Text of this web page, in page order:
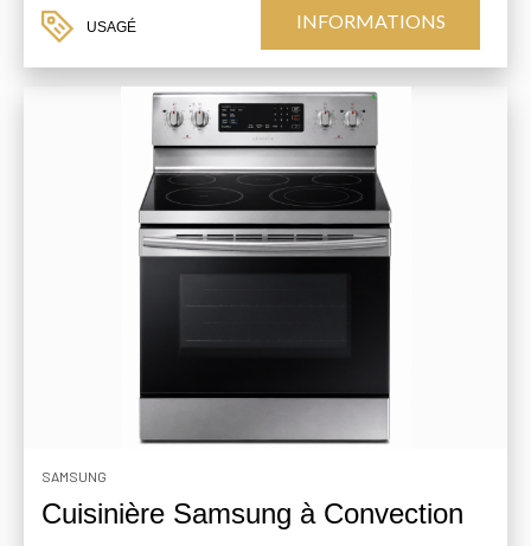
USAGÉ INFORMATIONS
SAMSUNG
Cuisinière Samsung à Convection